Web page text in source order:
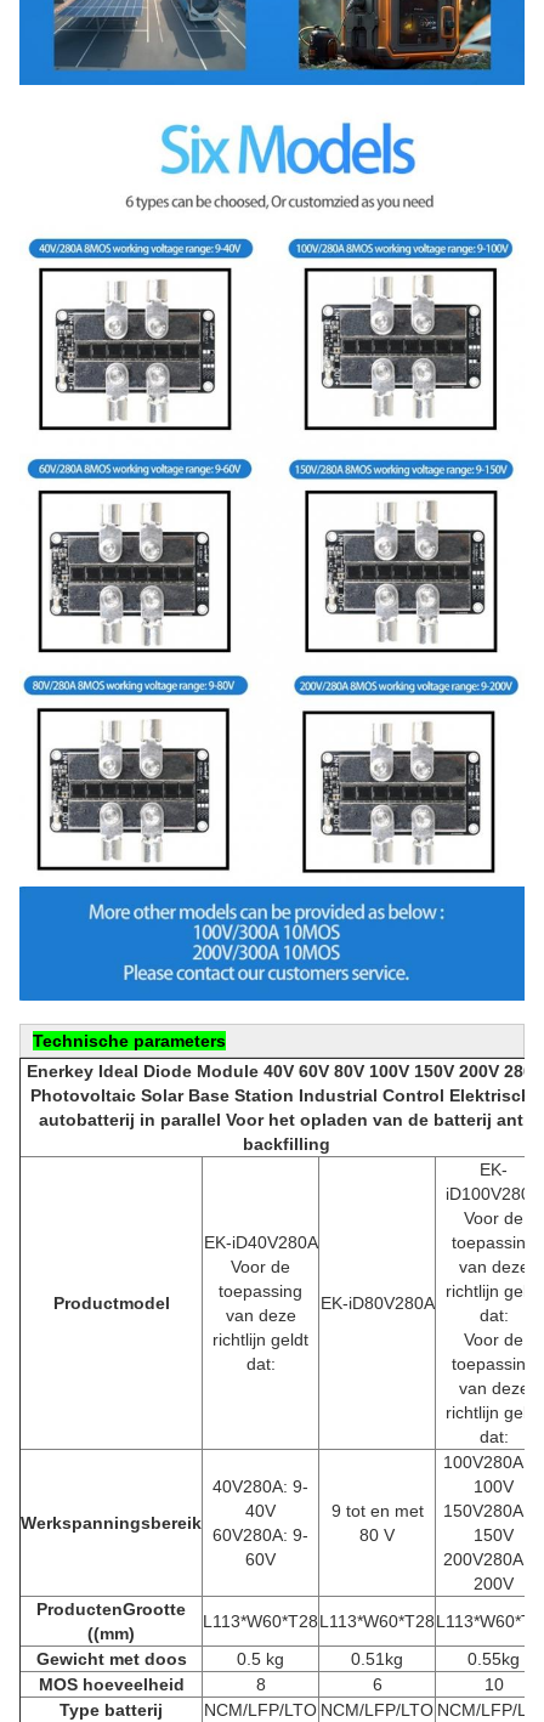
Technische parameters
Enerkey Ideal Diode Module 40V 60V 80V 100V 150V 200V 280A
Photovoltaic Solar Base Station Industrial Control Elektrische
autobatterij in parallel Voor het opladen van de batterij anti-
backfilling
Productmodel
EK-iD40V280A
Voor de
toepassing
van deze
richtlijn geldt
dat:
EK-iD80V280A
EK-
iD100V280A
Voor de
toepassing
van deze
richtlijn geldt
dat:
Voor de
toepassing
van deze
richtlijn geldt
dat:
Werkspanningsbereik
40V280A: 9-
40V
60V280A: 9-
60V
9 tot en met
80 V
100V280A:
100V
150V280A:
150V
200V280A:
200V
ProductenGrootte
((mm)
L113*W60*T28L113*W60*T28
Gewicht met doos
0.5 kg 0.51kg
0.55kg
MOS hoeveelheid
8 6
10
Type batterij
NCM/LFP/LTO NCM/LFP/LTO NCM/LFP/